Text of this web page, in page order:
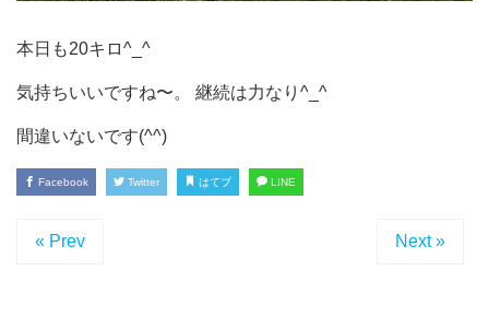
本日も20キロ^_^
気持ちいいですね〜。 継続は力なり^_^
間違いないです(^^)
Facebook Twitter はてブ LINE
« Prev Next »